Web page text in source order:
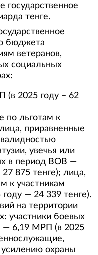
государственное
тенге.
бюджета
ветеранов,
социальных
2025 году – 62
по льготам к
приравненные
увечья или
в период ВОВ —
875 тенге); лица,
к участникам
— 24 339 тенге).
на территории
участники боевых
— 6,19 МРП (в 2025
охраны